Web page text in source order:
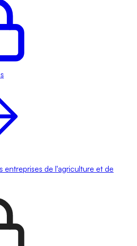
entreprises de l'agriculture et de